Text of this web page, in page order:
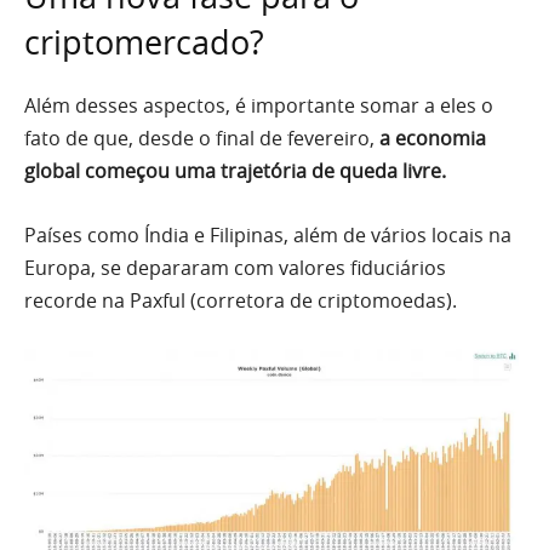
criptomercado?
Além desses aspectos, é importante somar a eles o
fato de que, desde o final de fevereiro, a economia
global começou uma trajetória de queda livre.
Países como Índia e Filipinas, além de vários locais na
Europa, se depararam com valores fiduciários
recorde na Paxful (corretora de criptomoedas).